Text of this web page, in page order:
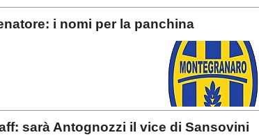
i nomi per la panchina
sarà Antognozzi il vice di Sansovini